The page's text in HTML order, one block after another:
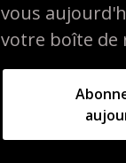
vous
votre boîte de